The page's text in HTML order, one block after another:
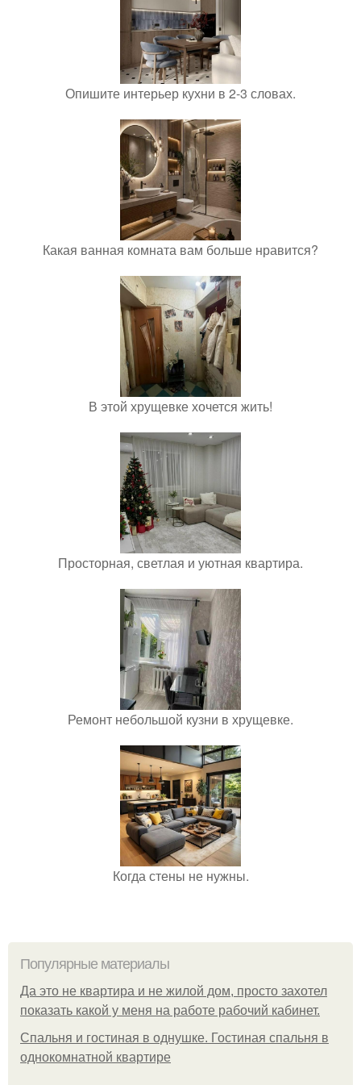
Опишите интерьер кухни в 2-3 словах.
Какая ванная комната вам больше нравится?
В этой хрущевке хочется жить!
Просторная, светлая и уютная квартира.
Ремонт небольшой кузни в хрущевке.
Когда стены не нужны.
Популярные материалы
Да это не квартира и не жилой дом, просто захотел
показать какой у меня на работе рабочий кабинет.
Спальня и гостиная в однушке. Гостиная спальня в
однокомнатной квартире